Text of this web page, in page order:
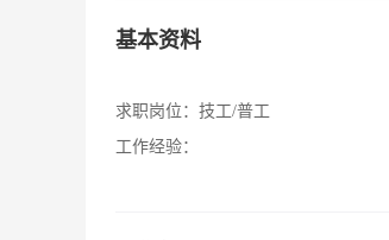
基本资料
求职岗位： 技工/普工
工作经验：